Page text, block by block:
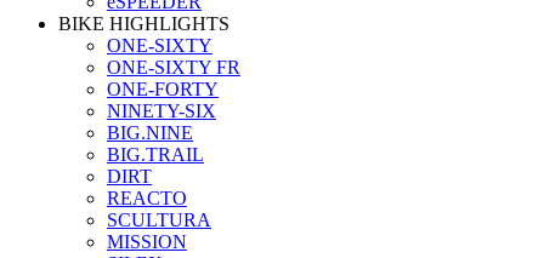
BIKE HIGHLIGHTS
ONE-SIXTY
ONE-SIXTY FR
ONE-FORTY
NINETY-SIX
BIG.NINE
BIG.TRAIL
DIRT
REACTO
SCULTURA
MISSION